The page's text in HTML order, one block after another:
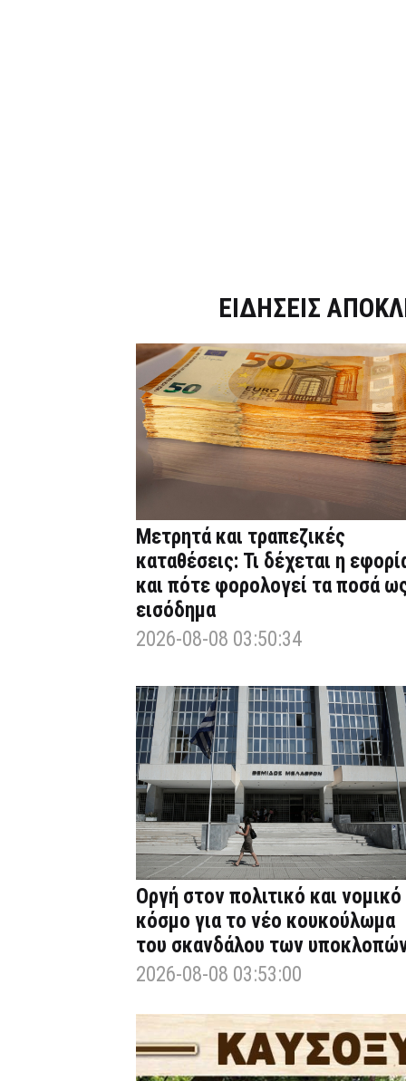
ΕΙΔΗΣΕΙΣ
Μετρητά και τραπεζικές
καταθέσεις: Τι δέχεται η
και πότε φορολογεί τα ποσά
εισόδημα
2026-08-08 03:50:34
Οργή στον πολιτικό και νομικό
κόσμο για το νέο κουκούλωμα
του σκανδάλου των
2026-08-08 03:53:00